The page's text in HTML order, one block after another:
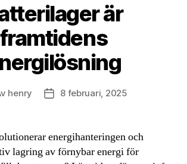
är
framtidens
henry Inläggsdatum
8 februari, 2025
energihanteringen och
lagring av förnybar energi för